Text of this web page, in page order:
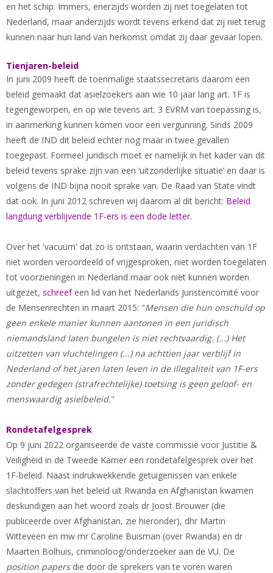
en het schip. Immers, enerzijds worden zij niet toegelaten tot
Nederland, maar anderzijds wordt tevens erkend dat zij niet terug
kunnen naar hun land van herkomst omdat zij daar gevaar lopen.
Tienjaren-beleid
In juni 2009 heeft de toenmalige staatssecretaris daarom een
beleid gemaakt dat asielzoekers aan wie 10 jaar lang art. 1F is
tegengeworpen, en op wie tevens art. 3 EVRM van toepassing is,
in aanmerking kunnen komen voor een vergunning. Sinds 2009
heeft de IND dit beleid echter nog maar in twee gevallen
toegepast. Formeel juridisch moet er namelijk in het kader van dit
beleid tevens sprake zijn van een ‘uitzonderlijke situatie’ en daar is
volgens de IND bijna nooit sprake van. De Raad van State vindt
dat ook. In juni 2012 schreven wij daarom al dit bericht: Beleid
langdurig verblijvende 1F-ers is een dode letter.
Over het 'vacuüm' dat zo is ontstaan, waarin verdachten van 1F
niet worden veroordeeld of vrijgesproken, niet worden toegelaten
tot voorzieningen in Nederland maar ook niet kunnen worden
uitgezet, schreef een lid van het Nederlands Juristencomité voor
de Mensenrechten in maart 2015: "Mensen die hun onschuld op
geen enkele manier kunnen aantonen in een juridisch
niemandsland laten bungelen is niet rechtvaardig. (...) Het
uitzetten van vluchtelingen (...) na achttien jaar verblijf in
Nederland of het jaren laten leven in de illegaliteit van 1F-ers
zonder gedegen (strafrechtelijke) toetsing is geen geloof- en
menswaardig asielbeleid."
Rondetafelgesprek
Op 9 juni 2022 organiseerde de vaste commissie voor Justitie &
Veiligheid in de Tweede Kamer een rondetafelgesprek over het
1F-beleid. Naast indrukwekkende getuigenissen van enkele
slachtoffers van het beleid uit Rwanda en Afghanistan kwamen
deskundigen aan het woord zoals dr Joost Brouwer (die
publiceerde over Afghanistan, zie hieronder), dhr Martin
Witteveen en mw mr Caroline Buisman (over Rwanda) en dr
Maarten Bolhuis, criminoloog/onderzoeker aan de VU. De
position papersdie door de sprekers van te voren waren